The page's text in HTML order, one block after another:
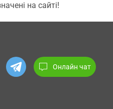
на сайті!
Онлайн чат